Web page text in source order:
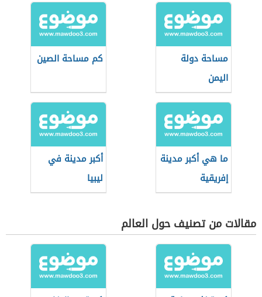
مساحة دولة
اليمن
كم مساحة الصين
ما هي أكبر مدينة
إفريقية
أكبر مدينة في
ليبيا
مقالات من تصنيف حول العالم